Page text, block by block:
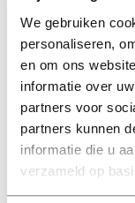
We gebruiken
personaliseren,
en om ons
informatie over
partners voor
partners kunnen
informatie die u
verzameld op
Het scenario is
de film de kijker
einde van de film
en te zien dat